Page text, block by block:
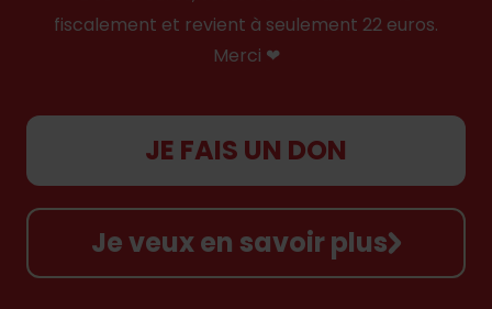
fiscalement et revient à seulement 22 euros.
Merci ❤
JE FAIS UN DON
Je veux en savoir plus